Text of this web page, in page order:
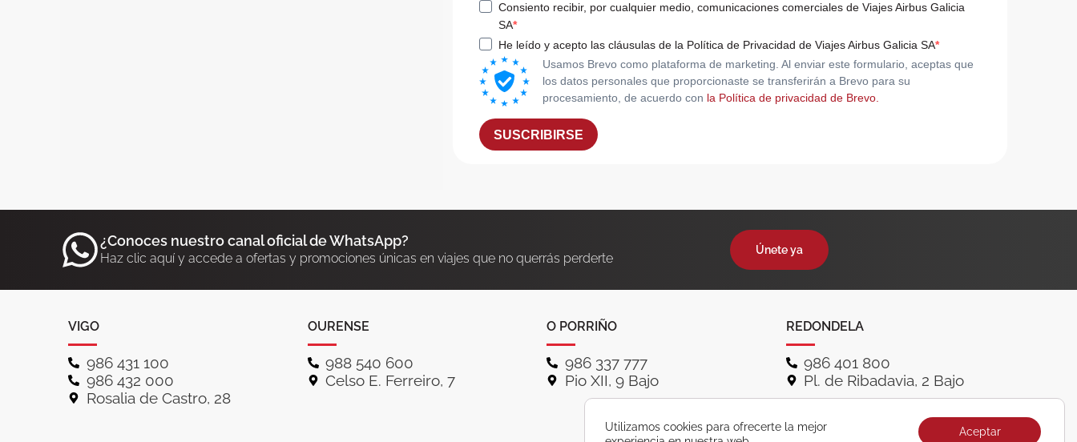
Consiento recibir, por cualquier medio, comunicaciones comerciales de Viajes Airbus Galicia
SA
He leído y acepto las cláusulas de la Política de Privacidad de Viajes Airbus Galicia SA
Usamos Brevo como plataforma de marketing. Al enviar este formulario, aceptas que
los datos personales que proporcionaste se transferirán a Brevo para su
procesamiento, de acuerdo con la Política de privacidad de Brevo.
SUSCRIBIRSE
¿Conoces nuestro canal oficial de WhatsApp?
Haz clic aquí y accede a ofertas y promociones únicas en viajes que no querrás perderte
Únete ya
VIGO
986 431 100
986 432 000
Rosalia de Castro, 28
OURENSE
988 540 600
Celso E. Ferreiro, 7
O PORRIÑO
986 337 777
Pio XII, 9 Bajo
REDONDELA
986 401 800
Pl. de Ribadavia, 2 Bajo
Utilizamos cookies para ofrecerte la mejor
Aceptar